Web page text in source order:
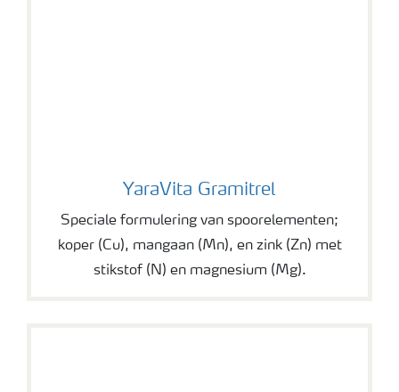
YaraVita Gramitrel
Speciale formulering van spoorelementen;
koper (Cu), mangaan (Mn), en zink (Zn) met
stikstof (N) en magnesium (Mg).